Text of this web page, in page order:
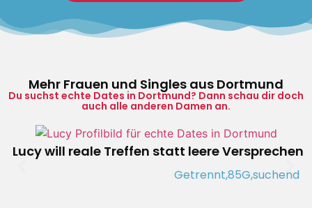
Mehr Frauen und Singles aus Dortmund
Du suchst echte Dates in Dortmund? Dann schau dir doch
auch alle anderen Damen an.
Lucy will reale Treffen statt leere Versprechen
suchend
85G,
Getrennt,